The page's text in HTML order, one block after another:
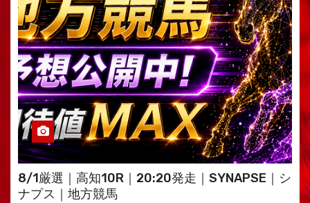
8/1厳選｜高知10R｜20:20発走｜SYNAPSE｜シ
ナプス｜地方競馬